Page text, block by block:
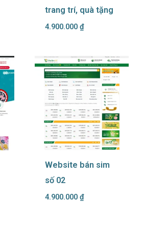
trang trí, quà tặng
4.900.000 ₫
Website bán sim
số 02
4.900.000 ₫